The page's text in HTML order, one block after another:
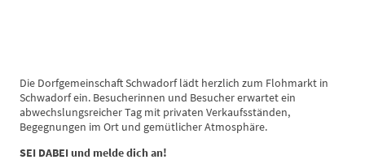
Die Dorfgemeinschaft Schwadorf lädt herzlich zum Flohmarkt in
Schwadorf ein. Besucherinnen und Besucher erwartet ein
abwechslungsreicher Tag mit privaten Verkaufsständen,
Begegnungen im Ort und gemütlicher Atmosphäre.
SEI DABEI und melde dich an!